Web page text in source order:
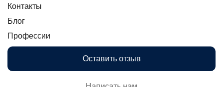
Контакты
Блог
Профессии
Оставить отзыв